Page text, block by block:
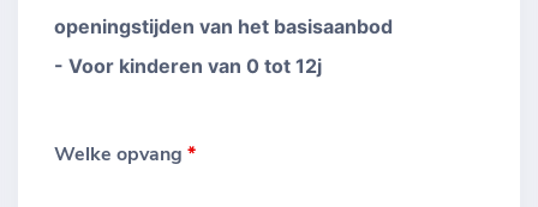
openingstijden van het basisaanbod
- Voor kinderen van 0 tot 12j
Welke opvang *